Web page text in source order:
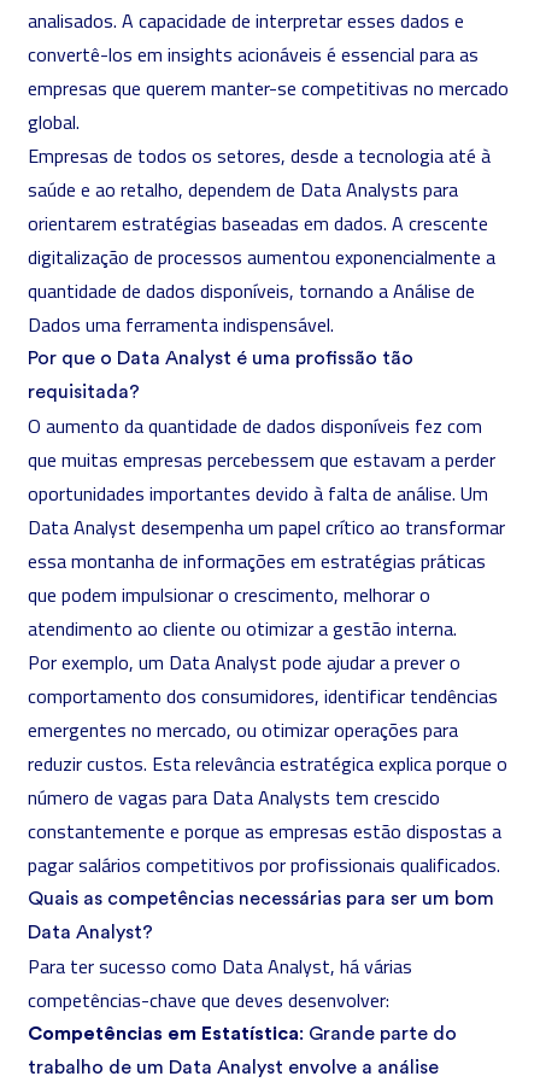
analisados. A capacidade de interpretar esses dados e
convertê-los em insights acionáveis é essencial para as
empresas que querem manter-se competitivas no mercado
global.
Empresas de todos os setores, desde a tecnologia até à
saúde e ao retalho, dependem de Data Analysts para
orientarem estratégias baseadas em dados. A crescente
digitalização de processos aumentou exponencialmente a
quantidade de dados disponíveis, tornando a Análise de
Dados uma ferramenta indispensável.
Por que o Data Analyst é uma profissão tão
requisitada?
O aumento da quantidade de dados disponíveis fez com
que muitas empresas percebessem que estavam a perder
oportunidades importantes devido à falta de análise. Um
Data Analyst desempenha um papel crítico ao transformar
essa montanha de informações em estratégias práticas
que podem impulsionar o crescimento, melhorar o
atendimento ao cliente ou otimizar a gestão interna.
Por exemplo, um Data Analyst pode ajudar a prever o
comportamento dos consumidores, identificar tendências
emergentes no mercado, ou otimizar operações para
reduzir custos. Esta relevância estratégica explica porque o
número de vagas para Data Analysts tem crescido
constantemente e porque as empresas estão dispostas a
pagar salários competitivos por profissionais qualificados.
Quais as competências necessárias para ser um bom
Data Analyst?
Para ter sucesso como Data Analyst, há várias
competências-chave que deves desenvolver:
Competências em Estatística: Grande parte do
trabalho de um Data Analyst envolve a análise